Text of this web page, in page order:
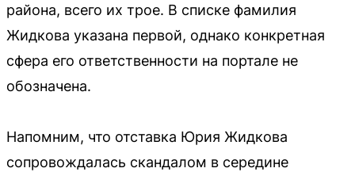
района, всего их трое. В списке фамилия
Жидкова указана первой, однако конкретная
сфера его ответственности на портале не
обозначена.
Напомним, что отставка Юрия Жидкова
сопровождалась скандалом в середине